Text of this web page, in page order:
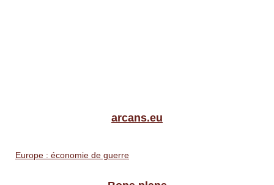
arcans.eu
Europe : économie de guerre